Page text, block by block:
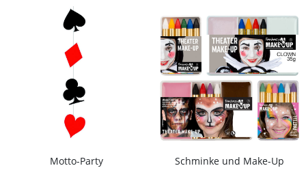
Motto-Party Schminke und Make-Up